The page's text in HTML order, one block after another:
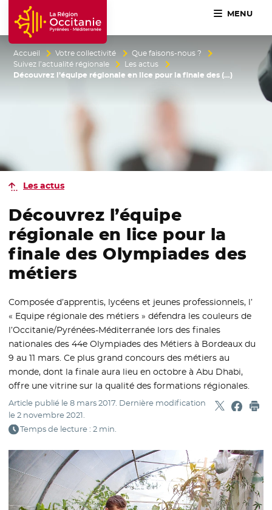
Accueil Région Occitanie / Pyrénées-Méditerranée
MENU
Accueil Votre collectivité
Que faisons-nous ?
Suivez l’actualité régionale
Les actus
Découvrez l’équipe régionale en lice pour la finale des (…)
Les actus
Découvrez l’équipe
régionale en lice pour la
finale des Olympiades des
métiers
Composée d’apprentis, lycéens et jeunes professionnels, l’
« Equipe régionale des métiers » défendra les couleurs de
l’Occitanie/Pyrénées-Méditerranée lors des finales
nationales des 44e Olympiades des Métiers à Bordeaux du
9 au 11 mars. Ce plus grand concours des métiers au
monde, dont la finale aura lieu en octobre à Abu Dhabi,
offre une vitrine sur la qualité des formations régionales.
Article publié le8 mars 2017. Dernière modification
le2 novembre 2021.
Temps de lecture : 2 min.
Partager
- Nouvelle
-